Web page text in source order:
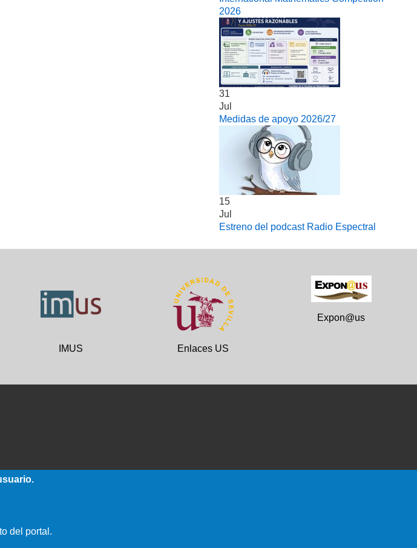
2026
31
Jul
Medidas de apoyo 2026/27
15
Jul
Estreno del podcast Radio Espectral
IMUS Enlaces US
Expon@us
del portal.